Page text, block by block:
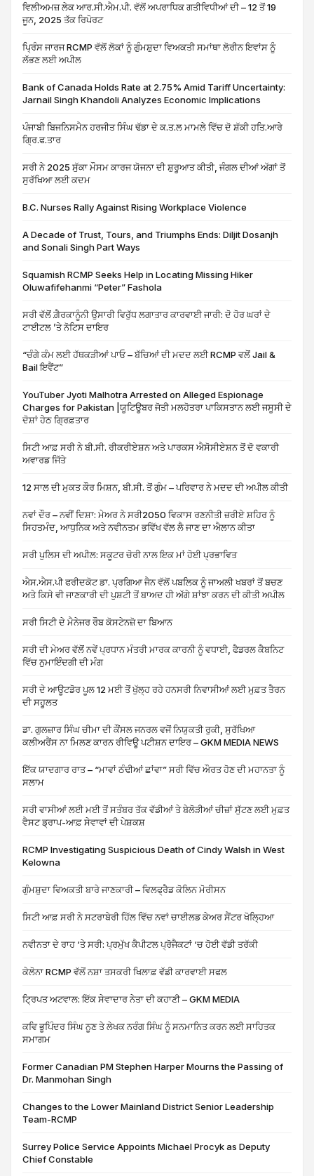
ਵਿਲੀਅਮਜ਼ ਲੇਕ ਆਰ.ਸੀ.ਐਮ.ਪੀ. ਵੱਲੋਂ ਅਪਰਾਧਿਕ ਗਤੀਵਿਧੀਆਂ ਦੀ – 12 ਤੋਂ 19
ਜੂਨ, 2025 ਤੱਕ ਰਿਪੋਰਟ
ਪ੍ਰਿੰਸ ਜਾਰਜ RCMP ਵੱਲੋਂ ਲੋਕਾਂ ਨੂੰ ਗੁੰਮਸ਼ੁਦਾ ਵਿਅਕਤੀ ਸਮਾਂਥਾ ਲੋਰੀਨ ਇਵਾਂਸ ਨੂੰ
ਲੱਭਣ ਲਈ ਅਪੀਲ
Bank of Canada Holds Rate at 2.75% Amid Tariff Uncertainty:
Jarnail Singh Khandoli Analyzes Economic Implications
ਪੰਜਾਬੀ ਬਿਜਨਿਸਮੈਨ ਹਰਜੀਤ ਸਿੰਘ ਢੱਡਾ ਦੇ ਕ.ਤ.ਲ ਮਾਮਲੇ ਵਿੱਚ ਦੋ ਸ਼ੱਕੀ ਹਤਿ.ਆਰੇ
ਗ੍ਰਿ.ਫ.ਤਾਰ
ਸਰੀ ਨੇ 2025 ਸੁੱਕਾ ਮੌਸਮ ਕਾਰਜ ਯੋਜਨਾ ਦੀ ਸ਼ੁਰੂਆਤ ਕੀਤੀ, ਜੰਗਲ ਦੀਆਂ ਅੱਗਾਂ ਤੋਂ
ਸੁਰੱਖਿਆ ਲਈ ਕਦਮ
B.C. Nurses Rally Against Rising Workplace Violence
A Decade of Trust, Tours, and Triumphs Ends: Diljit Dosanjh
and Sonali Singh Part Ways
Squamish RCMP Seeks Help in Locating Missing Hiker
Oluwafifehanmi “Peter” Fashola
ਸਰੀ ਵੱਲੋਂ ਗ਼ੈਰਕਾਨੂੰਨੀ ਉਸਾਰੀ ਵਿਰੁੱਧ ਲਗਾਤਾਰ ਕਾਰਵਾਈ ਜਾਰੀ: ਦੋ ਹੋਰ ਘਰਾਂ ਦੇ
ਟਾਈਟਲ ’ਤੇ ਨੋਟਿਸ ਦਾਇਰ
“ਚੰਗੇ ਕੰਮ ਲਈ ਹੱਥਕੜੀਆਂ ਪਾਓ – ਬੱਚਿਆਂ ਦੀ ਮਦਦ ਲਈ RCMP ਵਲੋਂ Jail &
Bail ਇਵੈਂਟ”
YouTuber Jyoti Malhotra Arrested on Alleged Espionage
Charges for Pakistan |ਯੂਟਿਊਬਰ ਜੋਤੀ ਮਲਹੋਤਰਾ ਪਾਕਿਸਤਾਨ ਲਈ ਜਸੂਸੀ ਦੇ
ਦੋਸ਼ਾਂ ਹੇਠ ਗ੍ਰਿਫ਼ਤਾਰ
ਸਿਟੀ ਆਫ਼ ਸਰੀ ਨੇ ਬੀ.ਸੀ. ਰੀਕਰੀਏਸ਼ਨ ਅਤੇ ਪਾਰਕਸ ਐਸੋਸੀਏਸ਼ਨ ਤੋਂ ਦੋ ਵਕਾਰੀ
ਅਵਾਰਡ ਜਿੱਤੇ
12 ਸਾਲ ਦੀ ਮੁਕਤ ਕੌਰ ਮਿਸ਼ਨ, ਬੀ.ਸੀ. ਤੋਂ ਗੁੰਮ – ਪਰਿਵਾਰ ਨੇ ਮਦਦ ਦੀ ਅਪੀਲ ਕੀਤੀ
ਨਵਾਂ ਦੌਰ – ਨਵੀਂ ਦਿਸ਼ਾ: ਮੇਅਰ ਨੇ ਸਰੀ2050 ਵਿਕਾਸ ਰਣਨੀਤੀ ਜ਼ਰੀਏ ਸ਼ਹਿਰ ਨੂੰ
ਸਿਹਤਮੰਦ, ਆਧੁਨਿਕ ਅਤੇ ਨਵੀਨਤਮ ਭਵਿੱਖ ਵੱਲ ਲੈ ਜਾਣ ਦਾ ਐਲਾਨ ਕੀਤਾ
ਸਰੀ ਪੁਲਿਸ ਦੀ ਅਪੀਲ: ਸਕੂਟਰ ਚੋਰੀ ਨਾਲ ਇਕ ਮਾਂ ਹੋਈ ਪ੍ਰਭਾਵਿਤ
ਐਸ.ਐਸ.ਪੀ ਫਰੀਦਕੋਟ ਡਾ. ਪ੍ਰਗਿਆ ਜੈਨ ਵੱਲੋਂ ਪਬਲਿਕ ਨੂੰ ਜਾਅਲੀ ਖਬਰਾਂ ਤੋਂ ਬਚਣ
ਅਤੇ ਕਿਸੇ ਵੀ ਜਾਣਕਾਰੀ ਦੀ ਪੁਸ਼ਟੀ ਤੋਂ ਬਾਅਦ ਹੀ ਅੱਗੇ ਸ਼ਾਂਝਾ ਕਰਨ ਦੀ ਕੀਤੀ ਅਪੀਲ
ਸਰੀ ਸਿਟੀ ਦੇ ਮੈਨੇਜਰ ਰੌਬ ਕੋਸਟੇਨਜ਼ੋ ਦਾ ਬਿਆਨ
ਸਰੀ ਦੀ ਮੇਅਰ ਵੱਲੋਂ ਨਵੇਂ ਪ੍ਰਧਾਨ ਮੰਤਰੀ ਮਾਰਕ ਕਾਰਨੀ ਨੂੰ ਵਧਾਈ, ਫੈਡਰਲ ਕੈਬਨਿਟ
ਵਿੱਚ ਨੁਮਾਇੰਦਗੀ ਦੀ ਮੰਗ
ਸਰੀ ਦੇ ਆਊਟਡੋਰ ਪੂਲ 12 ਮਈ ਤੋਂ ਖੁੱਲ੍ਹ ਰਹੇ ਹਨਸਰੀ ਨਿਵਾਸੀਆਂ ਲਈ ਮੁਫ਼ਤ ਤੈਰਨ
ਦੀ ਸਹੂਲਤ
ਡਾ. ਗੁਲਜ਼ਾਰ ਸਿੰਘ ਚੀਮਾ ਦੀ ਕੌਂਸਲ ਜਨਰਲ ਵਜੋਂ ਨਿਯੁਕਤੀ ਰੁਕੀ, ਸੁਰੱਖਿਆ
ਕਲੀਅਰੈਂਸ ਨਾ ਮਿਲਣ ਕਾਰਨ ਰੀਵਿਊ ਪਟੀਸ਼ਨ ਦਾਇਰ – GKM MEDIA NEWS
ਇੱਕ ਯਾਦਗਾਰ ਰਾਤ – “ਮਾਵਾਂ ਠੰਢੀਆਂ ਛਾਂਵਾ” ਸਰੀ ਵਿੱਚ ਔਰਤ ਹੋਣ ਦੀ ਮਹਾਨਤਾ ਨੂੰ
ਸਲਾਮ
ਸਰੀ ਵਾਸੀਆਂ ਲਈ ਮਈ ਤੋਂ ਸਤੰਬਰ ਤੱਕ ਵੱਡੀਆਂ ਤੇ ਬੇਲੋੜੀਆਂ ਚੀਜ਼ਾਂ ਸੁੱਟਣ ਲਈ ਮੁਫ਼ਤ
ਵੈਸਟ ਡ੍ਰਾਪ-ਆਫ਼ ਸੇਵਾਵਾਂ ਦੀ ਪੇਸ਼ਕਸ਼
RCMP Investigating Suspicious Death of Cindy Walsh in West
Kelowna
ਗੁੰਮਸ਼ੁਦਾ ਵਿਅਕਤੀ ਬਾਰੇ ਜਾਣਕਾਰੀ – ਵਿਲਫ੍ਰੈਡ ਕੋਲਿਨ ਮੋਰੀਸਨ
ਸਿਟੀ ਆਫ਼ ਸਰੀ ਨੇ ਸਟਰਾਬੇਰੀ ਹਿੱਲ ਵਿੱਚ ਨਵਾਂ ਚਾਈਲਡ ਕੇਅਰ ਸੈਂਟਰ ਖੋਲ੍ਹਿਆ
ਨਵੀਨਤਾ ਦੇ ਰਾਹ ‘ਤੇ ਸਰੀ: ਪ੍ਰਮੁੱਖ ਕੈਪੀਟਲ ਪ੍ਰੋਜੈਕਟਾਂ ‘ਚ ਹੋਈ ਵੱਡੀ ਤਰੱਕੀ
ਕੇਲੋਨਾ RCMP ਵੱਲੋਂ ਨਸ਼ਾ ਤਸਕਰੀ ਖਿਲਾਫ਼ ਵੱਡੀ ਕਾਰਵਾਈ ਸਫਲ
ਟ੍ਰਿਪਤ ਅਟਵਾਲ: ਇੱਕ ਸੇਵਾਦਾਰ ਨੇਤਾ ਦੀ ਕਹਾਣੀ – GKM MEDIA
ਕਵਿ ਭੂਪਿੰਦਰ ਸਿੰਘ ਨੂਣ ਤੇ ਲੇਖਕ ਨਰੰਗ ਸਿੰਘ ਨੂੰ ਸਨਮਾਨਿਤ ਕਰਨ ਲਈ ਸਾਹਿਤਕ
ਸਮਾਗਮ
Former Canadian PM Stephen Harper Mourns the Passing of
Dr. Manmohan Singh
Changes to the Lower Mainland District Senior Leadership
Team-RCMP
Surrey Police Service Appoints Michael Procyk as Deputy
Chief Constable